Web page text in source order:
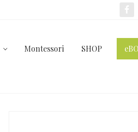
Montessori SHOP